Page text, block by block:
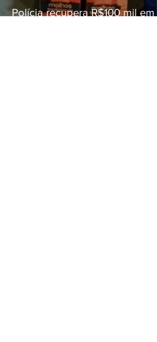
Polícia recupera R$100 mil em